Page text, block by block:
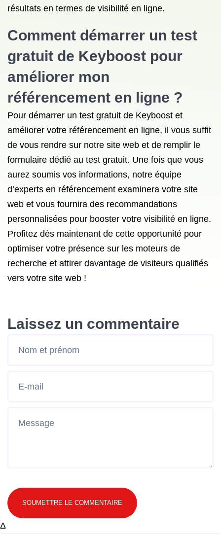
résultats en termes de visibilité en ligne.
Comment démarrer un test
gratuit de Keyboost pour
améliorer mon
référencement en ligne ?
Pour démarrer un test gratuit de Keyboost et
améliorer votre référencement en ligne, il vous suffit
de vous rendre sur notre site web et de remplir le
formulaire dédié au test gratuit. Une fois que vous
aurez soumis vos informations, notre équipe
d’experts en référencement examinera votre site
web et vous fournira des recommandations
personnalisées pour booster votre visibilité en ligne.
Profitez dès maintenant de cette opportunité pour
optimiser votre présence sur les moteurs de
recherche et attirer davantage de visiteurs qualifiés
vers votre site web !
Laissez un commentaire
SOUMETTRE LE COMMENTAIRE
Δ